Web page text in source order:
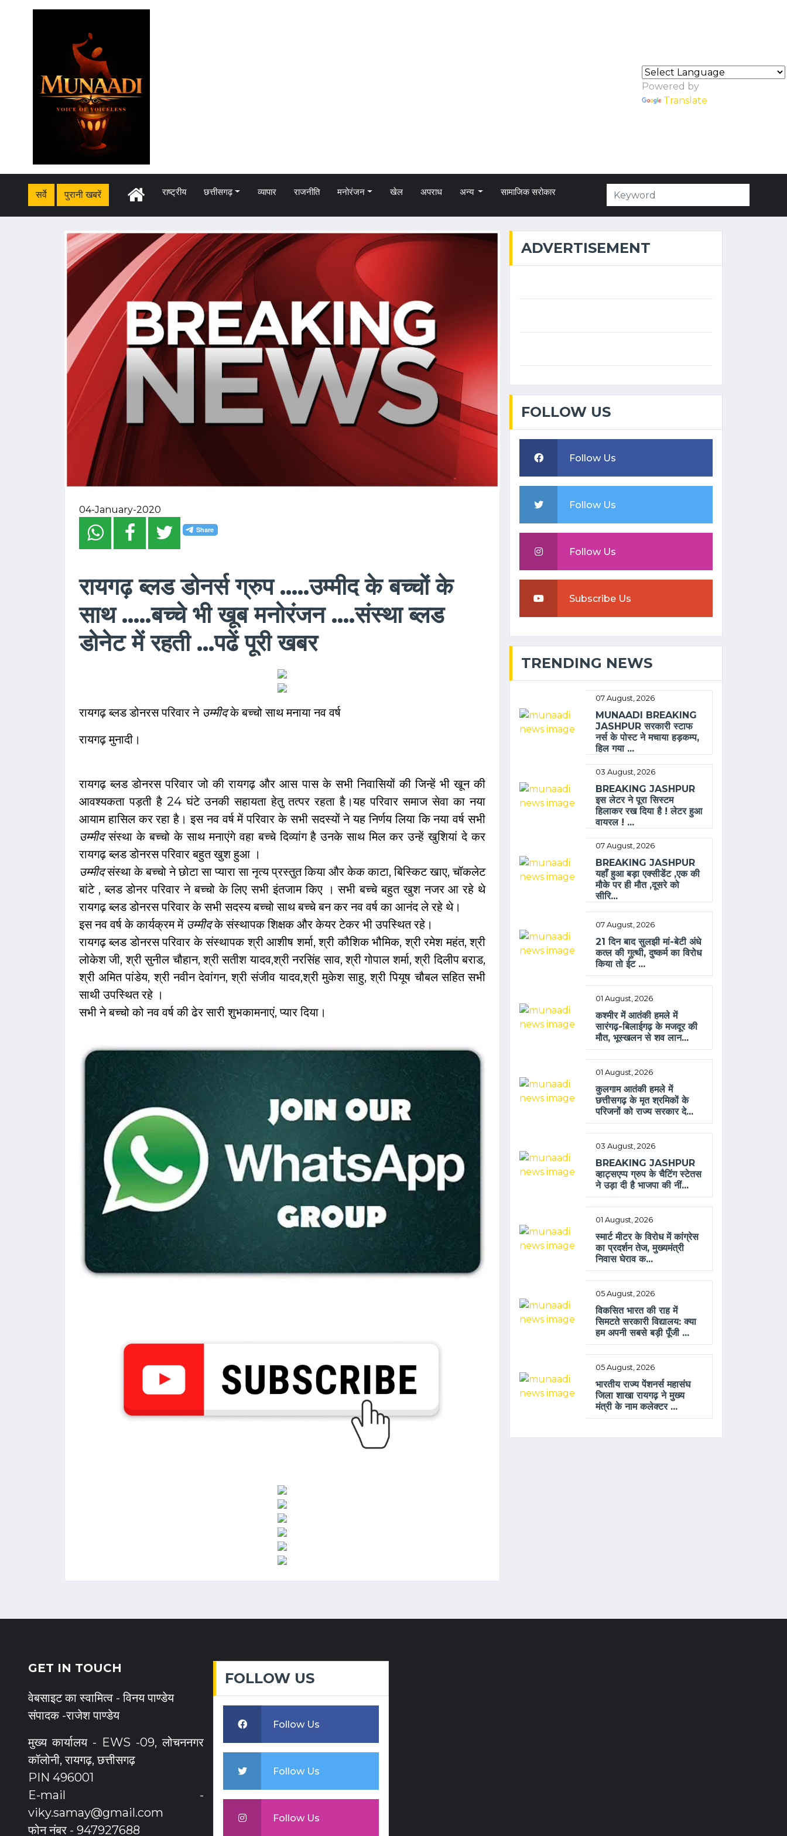
Powered by
Translate
सर्वे पुरानी खबरें राष्ट्रीय छत्तीसगढ़ व्यापार राजनीति मनोरंजन खेल अपराध अन्य सामाजिक सरोकार
04-January-2020
रायगढ़ ब्लड डोनर्स ग्रुप .....उम्मीद के बच्चों के
साथ .....बच्चे भी खूब मनोरंजन ....संस्था ब्लड
डोनेट में रहती ...पढें पूरी खबर
रायगढ़ ब्लड डोनरस परिवार ने उम्मीदके बच्चो साथ मनाया नव वर्ष
रायगढ़ मुनादी।
रायगढ़ ब्लड डोनरस परिवार जो की रायगढ़ और आस पास के सभी निवासियों की जिन्हें भी खून की
आवश्यकता पड़ती है 24 घंटे उनकी सहायता हेतु तत्पर रहता है।यह परिवार समाज सेवा का नया
आयाम हासिल कर रहा है। इस नव वर्ष में परिवार के सभी सदस्यों ने यह निर्णय लिया कि नया वर्ष सभी
उम्मीदसंस्था के बच्चो के साथ मनाएंगे वहा बच्चे दिव्यांग है उनके साथ मिल कर उन्हें खुशियां दे कर
रायगढ़ ब्लड डोनरस परिवार बहुत खुश हुआ ।
उम्मीदसंस्था के बच्चो ने छोटा सा प्यारा सा नृत्य प्रस्तुत किया और केक काटा, बिस्किट खाए, चॉकलेट
बांटे , ब्लड डोनर परिवार ने बच्चो के लिए सभी इंतजाम किए । सभी बच्चे बहुत खुश नजर आ रहे थे
रायगढ़ ब्लड डोनरस परिवार के सभी सदस्य बच्चो साथ बच्चे बन कर नव वर्ष का आनंद ले रहे थे।
इस नव वर्ष के कार्यक्रम में उम्मीदके संस्थापक शिक्षक और केयर टेकर भी उपस्थित रहे।
रायगढ़ ब्लड डोनरस परिवार के संस्थापक श्री आशीष शर्मा, श्री कौशिक भौमिक, श्री रमेश महंत, श्री
लोकेश जी, श्री सुनील चौहान, श्री सतीश यादव,श्री नरसिंह साव, श्री गोपाल शर्मा, श्री दिलीप बराड,
श्री अमित पांडेय, श्री नवीन देवांगन, श्री संजीव यादव,श्री मुकेश साहु, श्री पियूष चौबल सहित सभी
साथी उपस्थित रहे ।
सभी ने बच्चो को नव वर्ष की ढेर सारी शुभकामनाएं, प्यार दिया।
ADVERTISEMENT
FOLLOW US
Follow Us
Follow Us
Follow Us
Subscribe Us
TRENDING NEWS
07 August, 2026
MUNAADI BREAKING
JASHPUR सरकारी स्टाफ
नर्स के पोस्ट ने मचाया हड़कम्प,
हिल गया ...
03 August, 2026
BREAKING JASHPUR
इस लेटर ने पूरा सिस्टम
हिलाकर रख दिया है ! लेटर हुआ
वायरल ! ...
07 August, 2026
BREAKING JASHPUR
यहाँ हुआ बड़ा एक्सीडेंट ,एक की
मौके पर ही मौत ,दूसरे को
सीरि...
07 August, 2026
21 दिन बाद सुलझी मां-बेटी अंधे
कत्ल की गुत्थी, दुष्कर्म का विरोध
किया तो ईट ...
01 August, 2026
कश्मीर में आतंकी हमले में
सारंगढ़-बिलाईगढ़ के मजदूर की
मौत, भूस्खलन से शव लान...
01 August, 2026
कुलगाम आतंकी हमले में
छत्तीसगढ़ के मृत श्रमिकों के
परिजनों को राज्य सरकार दे...
03 August, 2026
BREAKING JASHPUR
व्हाट्सएप्प ग्रुप के चैटिंग स्टेतस
ने उड़ा दी है भाजपा की नीं...
01 August, 2026
स्मार्ट मीटर के विरोध में कांग्रेस
का प्रदर्शन तेज, मुख्यमंत्री
निवास घेराव क...
05 August, 2026
विकसित भारत की राह में
सिमटते सरकारी विद्यालय: क्या
हम अपनी सबसे बड़ी पूँजी ...
05 August, 2026
भारतीय राज्य पेंशनर्स महासंघ
जिला शाखा रायगढ़ ने मुख्य
मंत्री के नाम कलेक्टर ...
GET IN TOUCH
वेबसाइट का स्वामित्व - विनय पाण्डेय
संपादक -राजेश पाण्डेय
मुख्य कार्यालय - EWS -09, लोचननगर
कॉलोनी, रायगढ़, छत्तीसगढ़
PIN 496001
E-mail -
viky.samay@gmail.com
फोन नंबर - 947927688
FOLLOW US
Follow Us
Follow Us
Follow Us